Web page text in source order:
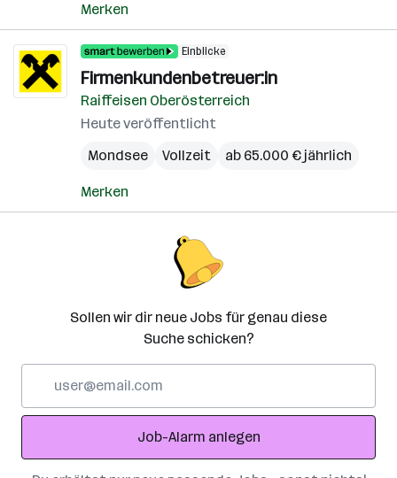
Merken
Einblicke
Firmenkundenbetreuer:in
Raiffeisen Oberösterreich
Heute veröffentlicht
Mondsee
Vollzeit ab 65.000 € jährlich
Merken
Sollen wir dir neue Jobs für genau diese
Suche schicken?
Adresse
Job-Alarm anlegen